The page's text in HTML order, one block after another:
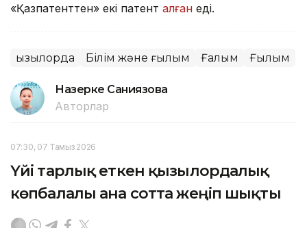
«Қазпатенттен» екі патент алған еді.
Қызылорда Білім және ғылым Ғалым Ғылым
Назерке Саниязова
Авторлар
07:30, 07 Тамыз 2026
Үйі тарлық еткен қызылордалық
көпбалалы ана сотта жеңіп шықты